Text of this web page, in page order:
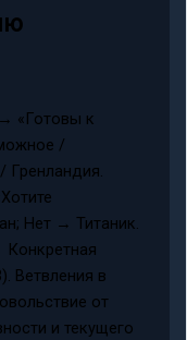
«Готовы к
/
Нет → Титаник.
Ветвления в
от
и текущего